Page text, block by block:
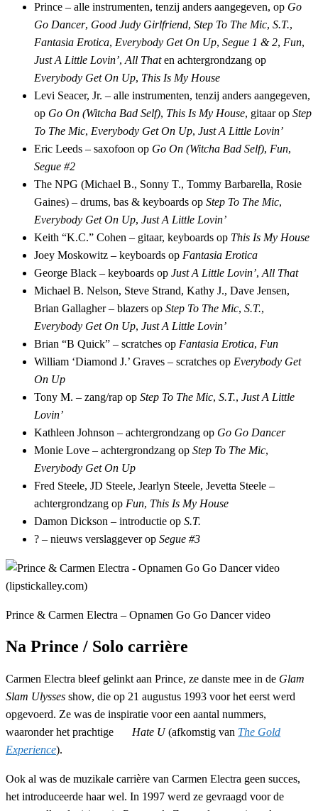
Prince – alle instrumenten, tenzij anders aangegeven, op Go
Go Dancer, Good Judy Girlfriend, Step To The Mic, S.T.,
Fantasia Erotica, Everybody Get On Up, Segue 1 & 2, Fun,
Just A Little Lovin’, All Thaten achtergrondzang op
Everybody Get On Up, This Is My House
Levi Seacer, Jr. – alle instrumenten, tenzij anders aangegeven,
op Go On (Witcha Bad Self), This Is My House, gitaar op Step
To The Mic, Everybody Get On Up, Just A Little Lovin’
Eric Leeds – saxofoon op Go On (Witcha Bad Self), Fun,
Segue #2
The NPG (Michael B., Sonny T., Tommy Barbarella, Rosie
Gaines) – drums, bas & keyboards op Step To The Mic,
Everybody Get On Up, Just A Little Lovin’
Keith “K.C.” Cohen – gitaar, keyboards op This Is My House
Joey Moskowitz – keyboards op Fantasia Erotica
George Black – keyboards op Just A Little Lovin’, All That
Michael B. Nelson, Steve Strand, Kathy J., Dave Jensen,
Brian Gallagher – blazers op Step To The Mic, S.T.,
Everybody Get On Up, Just A Little Lovin’
Brian “B Quick” – scratches op Fantasia Erotica, Fun
William ‘Diamond J.’ Graves – scratches op Everybody Get
On Up
Tony M. – zang/rap op Step To The Mic, S.T., Just A Little
Lovin’
Kathleen Johnson – achtergrondzang op Go Go Dancer
Monie Love – achtergrondzang op Step To The Mic,
Everybody Get On Up
Fred Steele, JD Steele, Jearlyn Steele, Jevetta Steele –
achtergrondzang op Fun, This Is My House
Damon Dickson – introductie op S.T.
? – nieuws verslaggever op Segue #3
Prince & Carmen Electra – Opnamen Go Go Dancer video
Na Prince / Solo carrière
Carmen Electra bleef gelinkt aan Prince, ze danste mee in de Glam
Slam Ulysses show, die op 21 augustus 1993 voor het eerst werd
opgevoerd. Ze was de inspiratie voor een aantal nummers,
waaronder het prachtige
Hate U(afkomstig van The Gold
Experience).
Ook al was de muzikale carrière van Carmen Electra geen succes,
het introduceerde haar wel. In 1997 werd ze gevraagd voor de